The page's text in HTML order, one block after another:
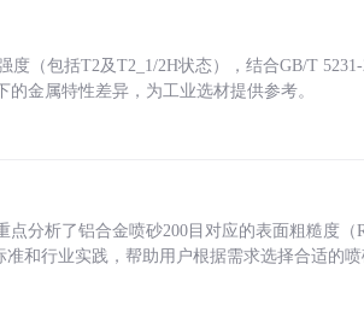
（包括T2及T2_1/2H状态），结合GB/T
金属特性差异，为工业选材提供参考。
分析了铝合金喷砂200目对应的表面粗糙度（
和行业实践，帮助用户根据需求选择合适的喷